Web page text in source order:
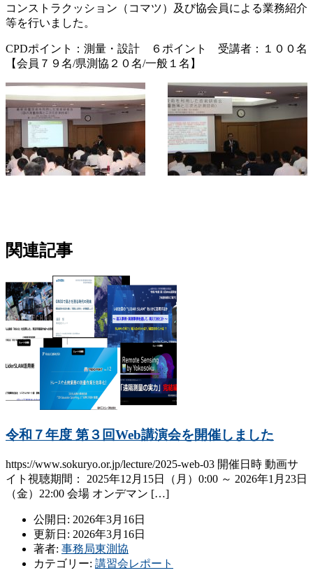
コンストラクッション（コマツ）及び協会員による業務紹介
等を行いました。
CPDポイント：測量・設計 ６ポイント 受講者：１００名
【会員７９名/県測協２０名/一般１名】
関連記事
令和７年度 第３回Web講演会を開催しました
https://www.sokuryo.or.jp/lecture/2025-web-03 開催日時 動画サ
イト視聴期間： 2025年12月15日（月）0:00 ～ 2026年1月23日
（金）22:00 会場 オンデマン […]
公開日: 2026年3月16日
更新日: 2026年3月16日
著者: 事務局東測協
カテゴリー: 講習会レポート